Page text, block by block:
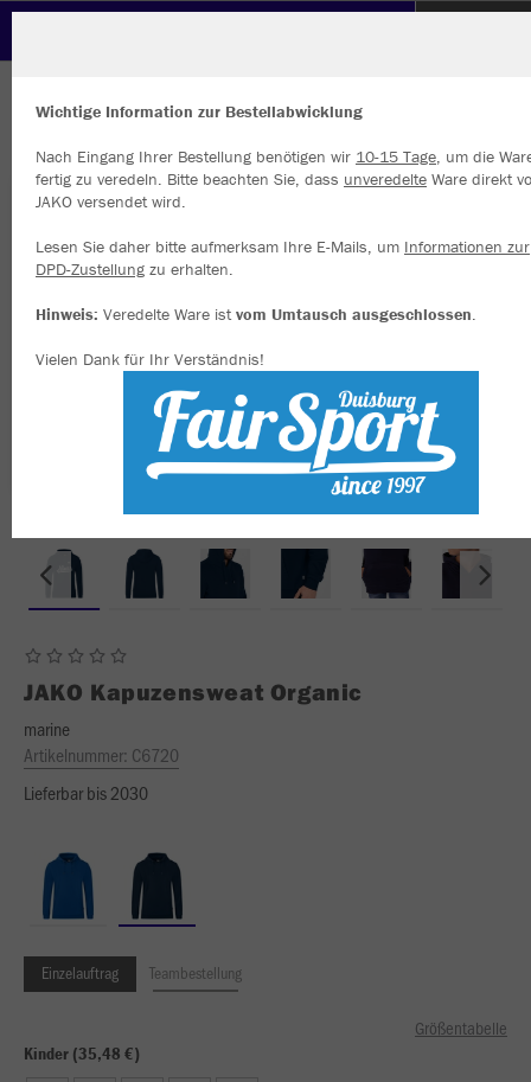
JAKO Kapuzensweat Organic
marine
Artikelnummer: C6720
Lieferbar bis 2030
Einzelauftrag Teambestellung
Größentabelle
Kinder (35,48 €)
Wichtige Information zur Bestellabwicklung
Nach Eingang Ihrer Bestellung benötigen wir 10-15 Tage, um die
fertig zu veredeln. Bitte beachten Sie, dass unveredelte Ware direkt
JAKO versendet wird.
Lesen Sie daher bitte aufmerksam Ihre E-Mails, um Informationen zur
DPD-Zustellung zu erhalten.
Hinweis: Veredelte Ware istvom Umtausch ausgeschlossen.
Vielen Dank für Ihr Verständnis!
Wir verwenden Cookies
Inhalte anzeigen und unsere Website verbessern. Weitere
zu den Cookies findest Du in den Einstellungen.
Alle akzeptieren
Alle ablehnen
mehr Infos
Datenschutz
Impressum